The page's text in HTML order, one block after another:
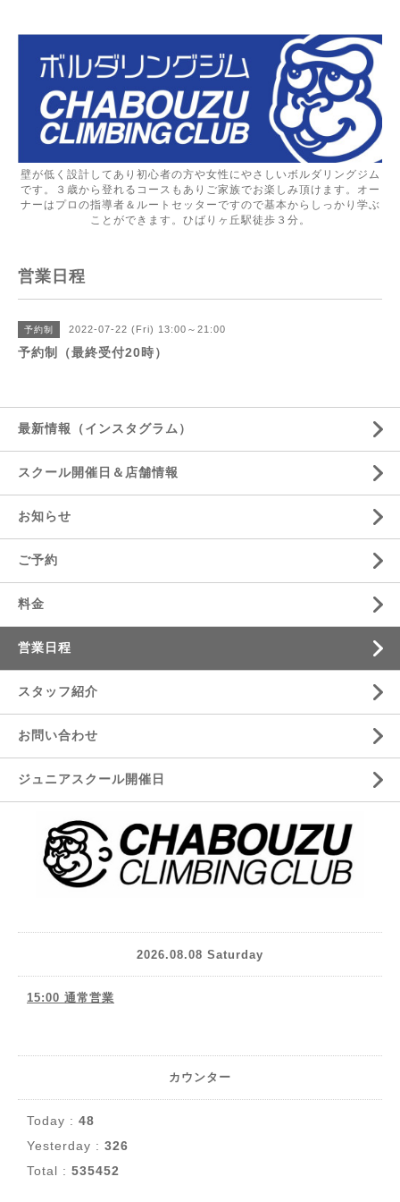
壁が低く設計してあり初心者の方や女性にやさしいボルダリングジム
です。３歳から登れるコースもありご家族でお楽しみ頂けます。オー
ナーはプロの指導者＆ルートセッターですので基本からしっかり学ぶ
ことができます。ひばりヶ丘駅徒歩３分。
営業日程
予約制 2022-07-22 (Fri) 13:00～21:00
予約制（最終受付20時）
最新情報（インスタグラム）
スクール開催日＆店舗情報
お知らせ
ご予約
料金
営業日程
スタッフ紹介
お問い合わせ
ジュニアスクール開催日
2026.08.08 Saturday
15:00 通常営業
カウンター
Today : 48
Yesterday : 326
Total : 535452